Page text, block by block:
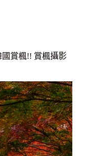
賞楓!! 賞楓攝影